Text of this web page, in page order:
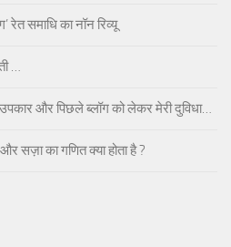
रेत समाधि का नॉन रिव्यू
…
और पिछले ब्लॉग को लेकर मेरी दुविधा…
सज़ा का गणित क्या होता है ?